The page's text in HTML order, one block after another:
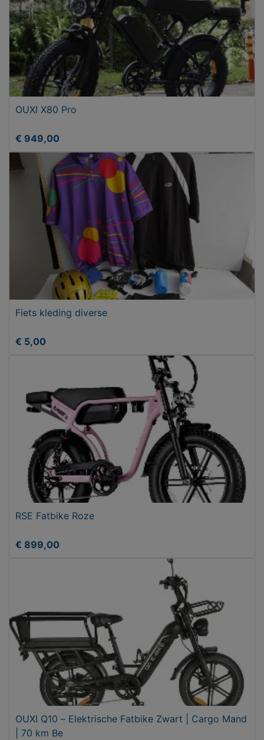
OUXI X80 Pro
€ 949,00
Fiets kleding diverse
€ 5,00
RSE Fatbike Roze
€ 899,00
OUXI Q10 – Elektrische Fatbike Zwart | Cargo Mand
| 70 km Be